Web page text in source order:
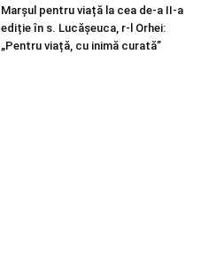
Marșul pentru viață la cea de-a II-a
ediție în s. Lucășeuca, r-l Orhei:
„Pentru viață, cu inimă curată”